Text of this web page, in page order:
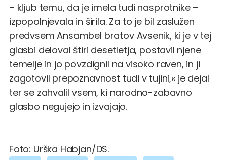
– kljub temu, da je imela tudi nasprotnike –
izpopolnjevala in širila. Za to je bil zaslužen
predvsem Ansambel bratov Avsenik, ki je v tej
glasbi deloval štiri desetletja, postavil njene
temelje in jo povzdignil na visoko raven, in ji
zagotovil prepoznavnost tudi v tujini,« je dejal
ter se zahvalil vsem, ki narodno-zabavno
glasbo negujejo in izvajajo.
Foto: Urška Habjan/DS.